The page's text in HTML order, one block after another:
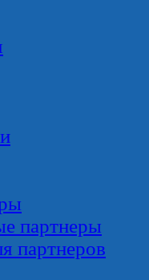
партнеры
партнеров